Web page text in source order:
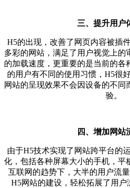
三、提升用户
H5的出现，改善了网页内容被插
多彩的网站，满足了用户视觉上的
的加载速度，更重要的是当前的各
的用户有不同的使用习惯，H5很
网站的呈现效果不会因设备的不
验。
四、增加网站
由于H5技术实现了网站跨平台的
化，包括各种屏幕大小的手机，平
互联网的趋势下，大半的用户流
H5网站的建设，轻松拓展了用